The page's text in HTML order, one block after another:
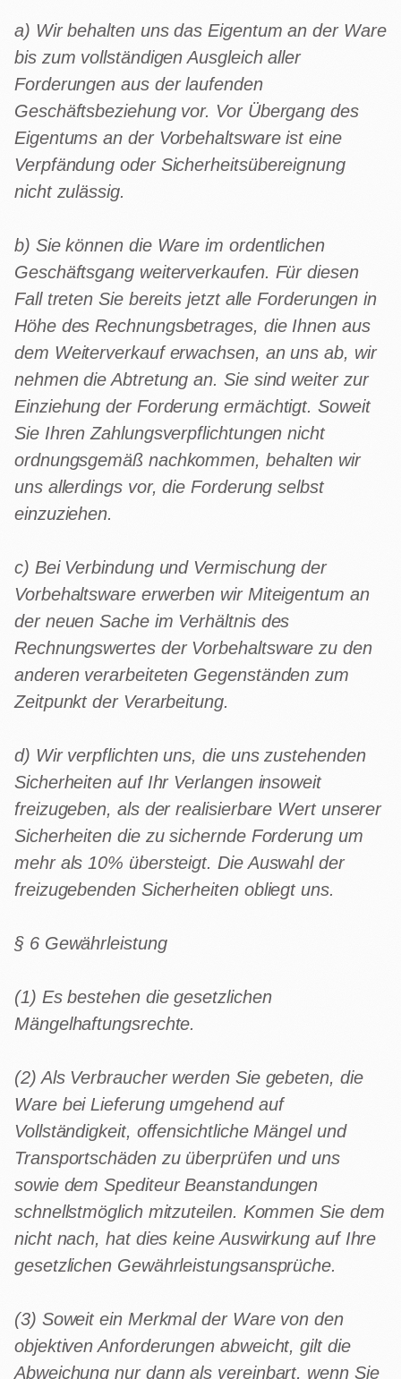
a) Wir behalten uns das Eigentum an der Ware
bis zum vollständigen Ausgleich aller
Forderungen aus der laufenden
Geschäftsbeziehung vor. Vor Übergang des
Eigentums an der Vorbehaltsware ist eine
Verpfändung oder Sicherheitsübereignung
nicht zulässig.
b) Sie können die Ware im ordentlichen
Geschäftsgang weiterverkaufen. Für diesen
Fall treten Sie bereits jetzt alle Forderungen in
Höhe des Rechnungsbetrages, die Ihnen aus
dem Weiterverkauf erwachsen, an uns ab, wir
nehmen die Abtretung an. Sie sind weiter zur
Einziehung der Forderung ermächtigt. Soweit
Sie Ihren Zahlungsverpflichtungen nicht
ordnungsgemäß nachkommen, behalten wir
uns allerdings vor, die Forderung selbst
einzuziehen.
c) Bei Verbindung und Vermischung der
Vorbehaltsware erwerben wir Miteigentum an
der neuen Sache im Verhältnis des
Rechnungswertes der Vorbehaltsware zu den
anderen verarbeiteten Gegenständen zum
Zeitpunkt der Verarbeitung.
d) Wir verpflichten uns, die uns zustehenden
Sicherheiten auf Ihr Verlangen insoweit
freizugeben, als der realisierbare Wert unserer
Sicherheiten die zu sichernde Forderung um
mehr als 10% übersteigt. Die Auswahl der
freizugebenden Sicherheiten obliegt uns.
§ 6 Gewährleistung
(1) Es bestehen die gesetzlichen
Mängelhaftungsrechte.
(2) Als Verbraucher werden Sie gebeten, die
Ware bei Lieferung umgehend auf
Vollständigkeit, offensichtliche Mängel und
Transportschäden zu überprüfen und uns
sowie dem Spediteur Beanstandungen
schnellstmöglich mitzuteilen. Kommen Sie dem
nicht nach, hat dies keine Auswirkung auf Ihre
gesetzlichen Gewährleistungsansprüche.
(3) Soweit ein Merkmal der Ware von den
objektiven Anforderungen abweicht, gilt die
Abweichung nur dann als vereinbart, wenn Sie